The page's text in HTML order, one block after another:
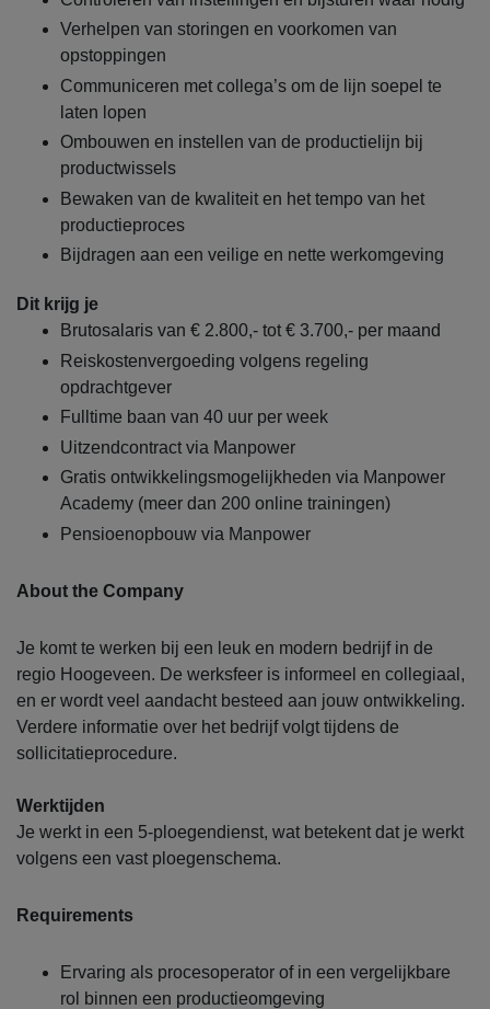
Verhelpen van storingen en voorkomen van
opstoppingen
Communiceren met collega’s om de lijn soepel te
laten lopen
Ombouwen en instellen van de productielijn bij
productwissels
Bewaken van de kwaliteit en het tempo van het
productieproces
Bijdragen aan een veilige en nette werkomgeving
Dit krijg je
Brutosalaris van € 2.800,- tot € 3.700,- per maand
Reiskostenvergoeding volgens regeling
opdrachtgever
Fulltime baan van 40 uur per week
Uitzendcontract via Manpower
Gratis ontwikkelingsmogelijkheden via Manpower
Academy (meer dan 200 online trainingen)
Pensioenopbouw via Manpower
About the Company
Je komt te werken bij een leuk en modern bedrijf in de
regio Hoogeveen. De werksfeer is informeel en collegiaal,
en er wordt veel aandacht besteed aan jouw ontwikkeling.
Verdere informatie over het bedrijf volgt tijdens de
sollicitatieprocedure.
Werktijden
Je werkt in een 5-ploegendienst, wat betekent dat je werkt
volgens een vast ploegenschema.
Requirements
Ervaring als procesoperator of in een vergelijkbare
rol binnen een productieomgeving